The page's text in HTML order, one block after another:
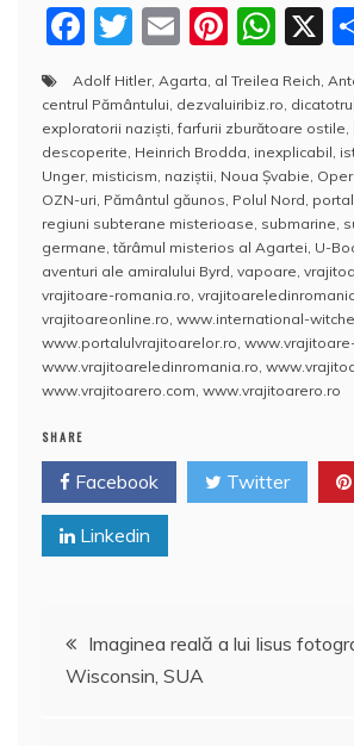
F
a
c
e
b
o
o
k
T
w
itt
er
E
m
ai
l
Pi
nt
er
e
st
W
h
at
s
A
p
p
X
Adolf Hitler, Agarta al Treilea Reich
centrul Pământului dezvaluiribiz.ro
exploratorii naziști ,farfurii zburătoare ostile
descoperite Heinrich Brodda inexplicabil
Unger, misticism naziştii Noua Şvabie
OZN-uri Pământul găunos Polul Nord
regiuni subterane misterioase submarine
germane ,tărâmul misterios al Agartei U-
aventuri ale amiralului Byrd vapoare
vrajitoare-romania.ro
vrajitoareonline.ro www.international-
www.portalulvrajitoarelor.ro
www.vrajitoareledinromania.ro
www.vrajitoarero.com www.vrajitoarero.ro
SHARE
Facebook Twitter
Linkedin
Navigare
Imaginea reală a lui Iisus
Wisconsin, SUA